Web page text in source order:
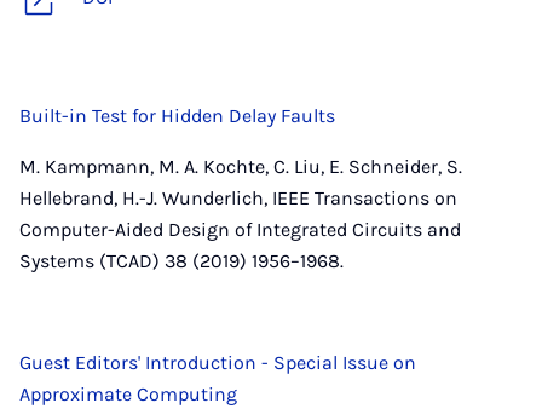
Built-in Test for Hidden Delay Faults
M. Kampmann, M. A. Kochte, C. Liu, E. Schneider, S.
Hellebrand, H.-J. Wunderlich, IEEE Transactions on
Computer-Aided Design of Integrated Circuits and
Systems (TCAD) 38 (2019) 1956–1968.
Guest Editors' Introduction - Special Issue on
Approximate Computing